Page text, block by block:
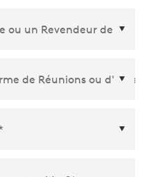
de Réunions ou